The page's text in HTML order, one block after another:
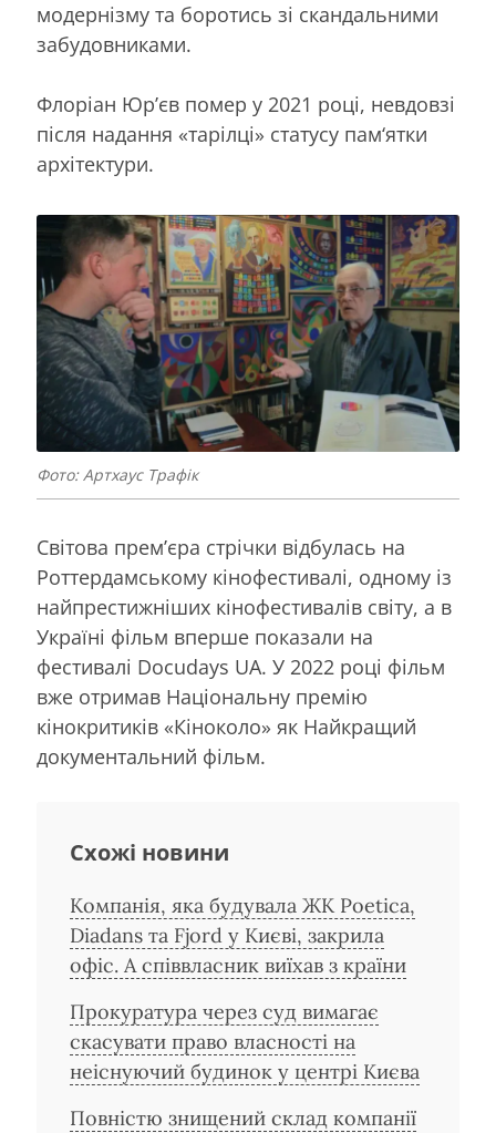
модернізму та боротись зі скандальними
забудовниками.
Флоріан Юр’єв помер у 2021 році, невдовзі
після надання «тарілці» статусу пам‘ятки
архітектури.
Фото: Артхаус Трафік
Світова премʼєра стрічки відбулась на
Роттердамському кінофестивалі, одному із
найпрестижніших кінофестивалів світу, а в
Україні фільм вперше показали на
фестивалі Docudays UA. У 2022 році фільм
вже отримав Національну премію
кінокритиків «Кіноколо» як Найкращий
документальний фільм.
Схожі новини
Компанія, яка будувала ЖК Poetica,
Diadans та Fjord у Києві, закрила
офіс. А співвласник виїхав з країни
Прокуратура через суд вимагає
скасувати право власності на
неіснуючий будинок у центрі Києва
Повністю знищений склад компанії